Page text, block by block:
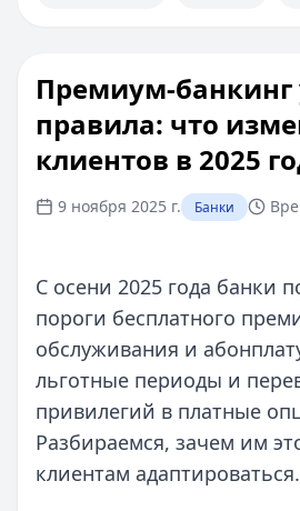
Премиум-банкинг
правила: что
клиентов в 2025
9 ноября 2025 г. Банки
С осени 2025 года банки
пороги бесплатного
обслуживания и
льготные периоды и
привилегий в платные
Разбираемся, зачем им
клиентам адаптироваться.